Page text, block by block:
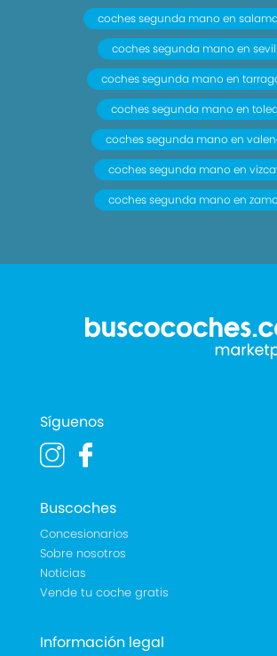
coches segunda mano en
coches segunda mano en
coches segunda mano en
coches segunda mano en
coches segunda mano en
coches segunda mano en
coches segunda mano en
Síguenos
Buscoches
Concesionarios
Sobre nosotros
Noticias
Vende tu coche gratis
Información legal